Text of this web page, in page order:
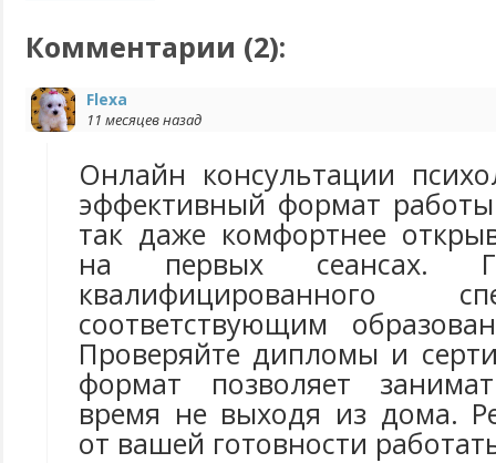
Комментарии (2):
Flexa
11 месяцев назад
Онлайн консультации
эффективный формат
так даже комфортнее
на первых сеансах.
квалифицированного
соответствующим
Проверяйте дипломы и
формат позволяет
время не выходя из дома.
от вашей готовности